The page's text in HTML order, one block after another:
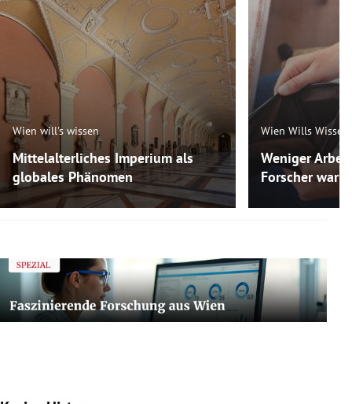
Wien will's wissen
Mittelalterliches Imperium als
globales Phänomen
Wien Wills Wissen
Weniger
Forscher